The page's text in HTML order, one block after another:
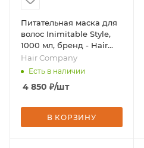
Питательная маска для
волос Inimitable Style,
1000 мл, бренд - Hair
Company
Hair Company
Есть в наличии
4 850 ₽/шт
В КОРЗИНУ